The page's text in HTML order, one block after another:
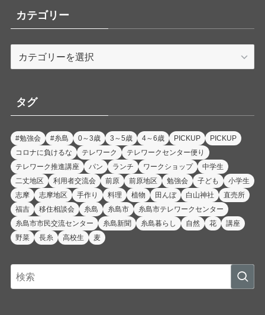
カテゴリー
ー
タグ
#勉強会 #糸島 0～3歳 3～5歳 4～6歳 PICKUP
PICKUP
コロナに負けるな
テレワーク
テレワークセンター便り
テレワーク推進講座
パン ランチ ワークショップ
中学生
二丈地区
利用者交流会 前原 前原地区 勉強会 子ども
小学生
志摩
志摩地区 手作り 料理 植物 田んぼ 白山神社
直売所
福吉
移住相談会 糸島 糸島市
糸島市テレワークセンター
糸島市市民交流センター
糸島新聞 糸島暮らし 自然 花
講座
野菜
長糸 高校生 麦